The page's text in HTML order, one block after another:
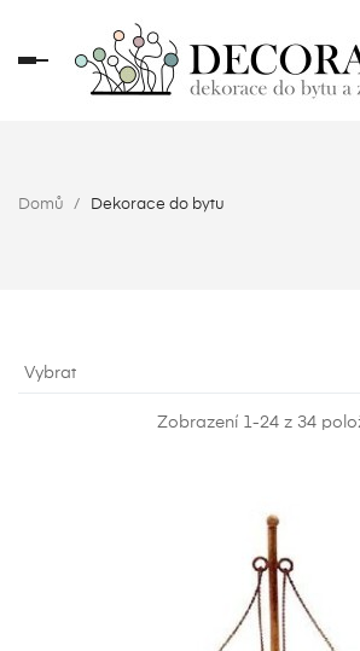
Toggle
navigation
Domů Dekorace do bytu
Vybrat
Zobrazení 1-24 z 34